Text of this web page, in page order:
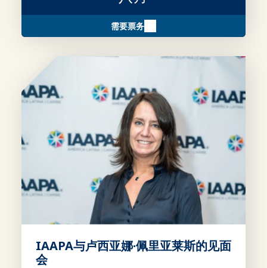
需要票务
IAAPA与卢西亚娜·佩里亚莱斯的见面
会